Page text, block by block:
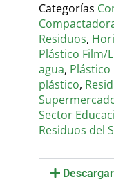
Categorías
Residuos,
Plástico Film/
agua, Plástico
plástico,
Sector
Residuos del